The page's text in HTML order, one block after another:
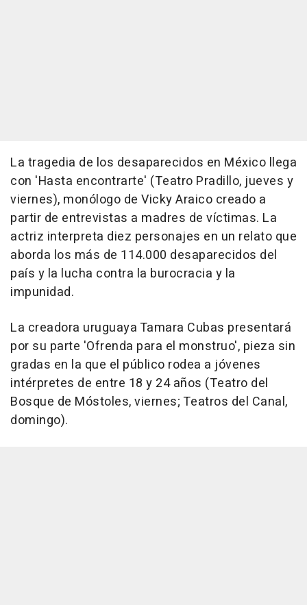
La tragedia de los desaparecidos en México llega
con 'Hasta encontrarte' (Teatro Pradillo, jueves y
viernes), monólogo de Vicky Araico creado a
partir de entrevistas a madres de víctimas. La
actriz interpreta diez personajes en un relato que
aborda los más de 114.000 desaparecidos del
país y la lucha contra la burocracia y la
impunidad.
La creadora uruguaya Tamara Cubas presentará
por su parte 'Ofrenda para el monstruo', pieza sin
gradas en la que el público rodea a jóvenes
intérpretes de entre 18 y 24 años (Teatro del
Bosque de Móstoles, viernes; Teatros del Canal,
domingo).